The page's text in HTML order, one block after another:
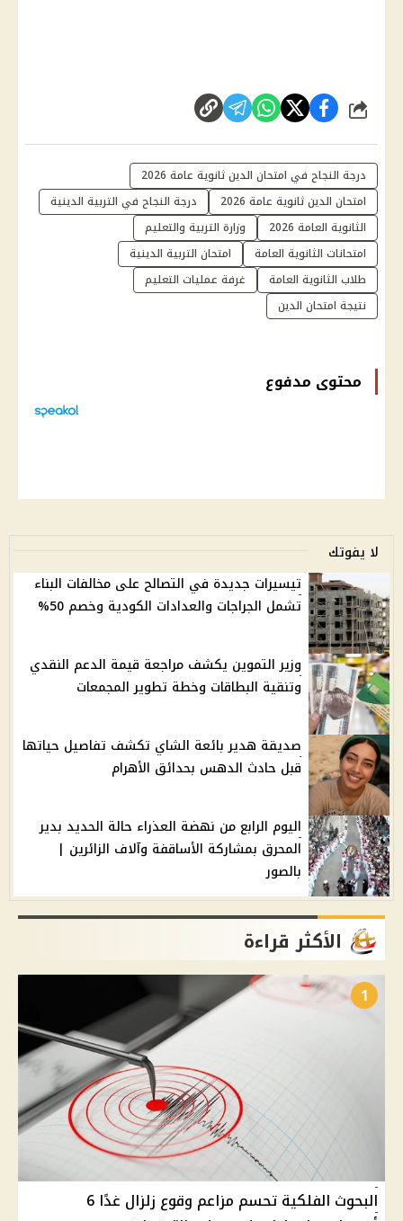
شارك
درجة النجاح في امتحان الدين ثانوية عامة 2026
امتحان الدين ثانوية عامة 2026
درجة النجاح في التربية الدينية
الثانوية العامة 2026
وزارة التربية والتعليم
امتحانات الثانوية العامة
امتحان التربية الدينية
طلاب الثانوية العامة
غرفة عمليات التعليم
نتيجة امتحان الدين
محتوى مدفوع
لا يفوتك
تيسيرات جديدة في التصالح على مخالفات البناء
تشمل الجراجات والعدادات الكودية وخصم 50%
وزير التموين يكشف مراجعة قيمة الدعم النقدي
وتنقية البطاقات وخطة تطوير المجمعات
صديقة هدير بائعة الشاي تكشف تفاصيل حياتها
قبل حادث الدهس بحدائق الأهرام
اليوم الرابع من نهضة العذراء حالة الحديد بدير
المحرق بمشاركة الأساقفة وآلاف الزائرين |
بالصور
الأكثر قراءة
1
البحوث الفلكية تحسم مزاعم وقوع زلزال غدًا 6